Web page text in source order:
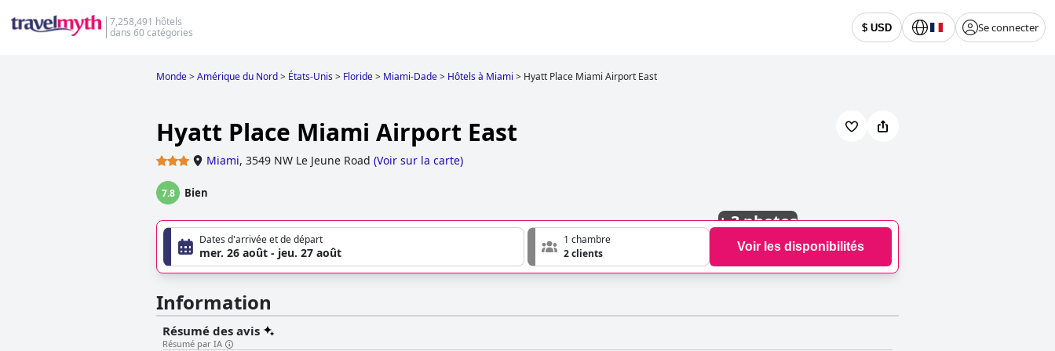
7,258,491 hôtels
dans 60 catégories
$ USD Se connecter
Monde>Amérique du Nord> États-Unis> Floride> Miami-Dade> Hôtels à Miami > Hyatt Place Miami Airport East
Hyatt Place Miami Airport East
Miami, 3549 NW Le Jeune Road (Voir sur la carte)
7.8 Bien
+3 photos
Dates d'arrivée et de départ
mer. 26 août - jeu. 27 août
1 chambre
2 clients
Voir les disponibilités
Information
Résumé des avis
Résumé par IA